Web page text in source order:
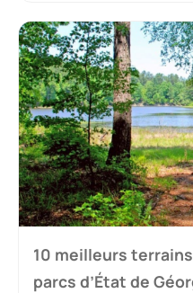
10 meilleurs
parcs d’État de